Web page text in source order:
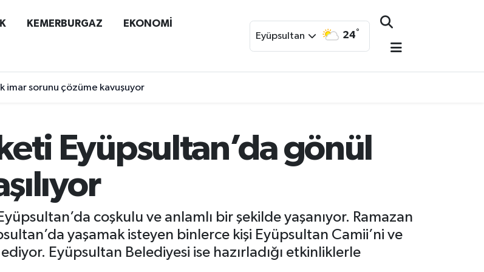
KEMERBURGAZ EKONOMİ
Eyüpsultan 24°
imar sorunu çözüme kavuşuyor
Eyüpsultan’da gönül
coşkulu ve anlamlı bir şekilde yaşanıyor. Ramazan
yaşamak isteyen binlerce kişi Eyüpsultan Camii’ni ve
Eyüpsultan Belediyesi ise hazırladığı etkinliklerle